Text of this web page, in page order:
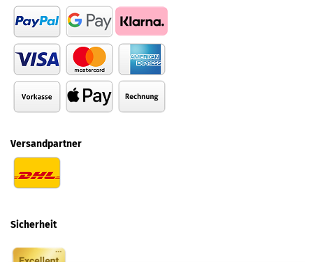
Versandpartner
Sicherheit